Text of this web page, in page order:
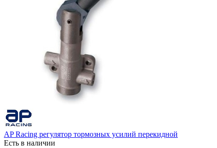
AP Racing регулятор тормозных усилий перекидной
Есть в наличии